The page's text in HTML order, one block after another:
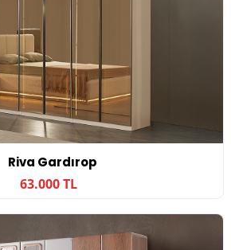
Riva Gardırop
63.000 TL